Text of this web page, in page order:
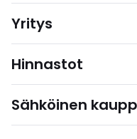
Yritys
Hinnastot
Sähköinen